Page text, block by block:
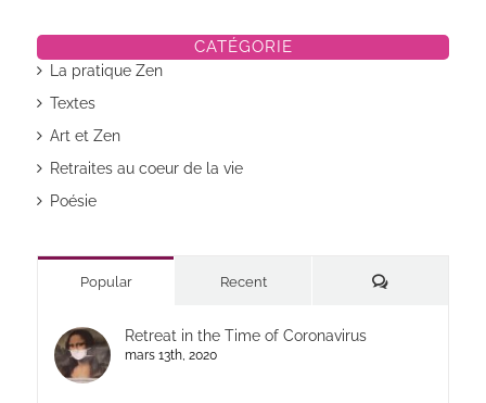
CATÉGORIE
La pratique Zen
Textes
Art et Zen
Retraites au coeur de la vie
Poésie
Popular Recent Commentaires
Retreat in the Time of Coronavirus
mars 13th, 2020